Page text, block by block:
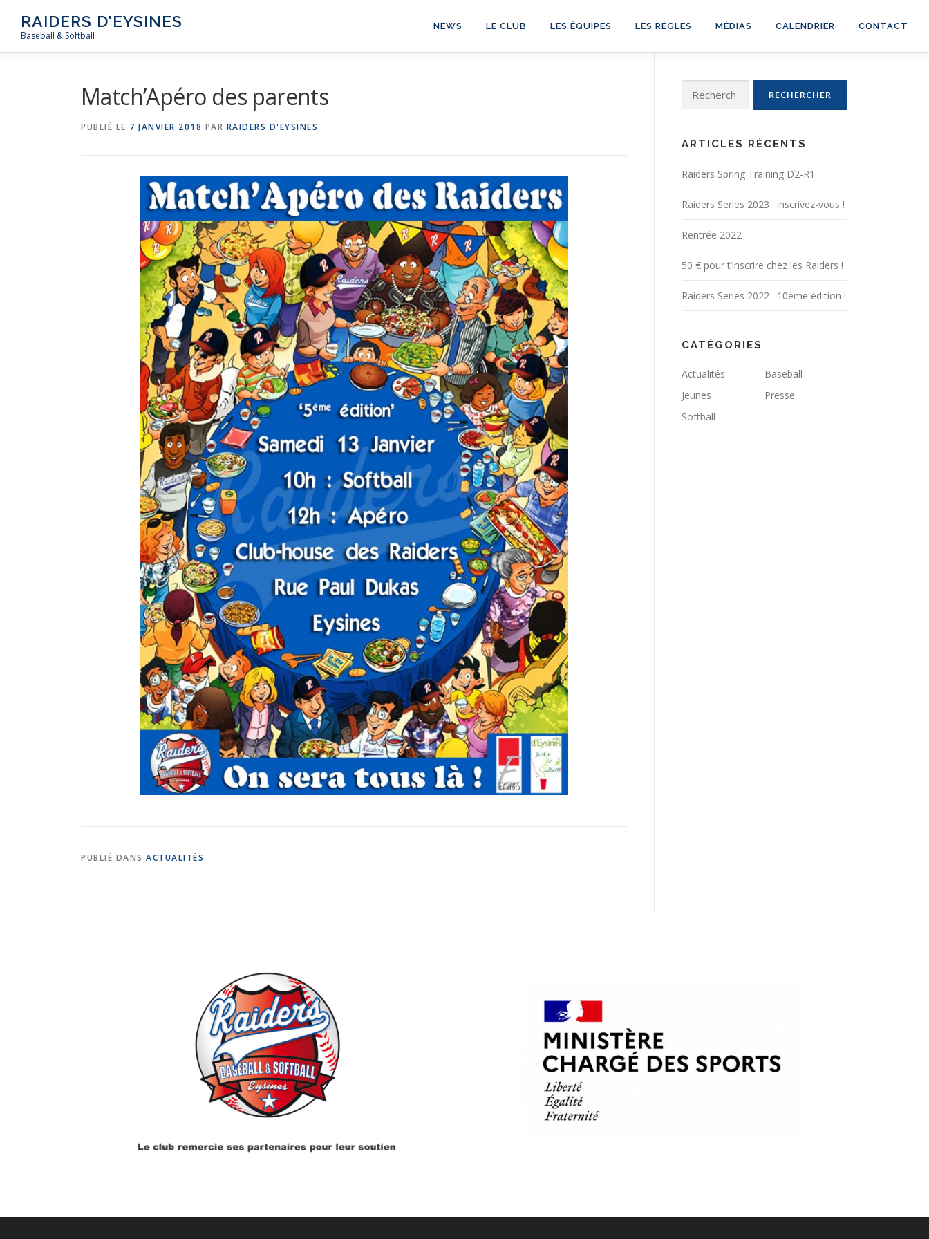
contenu
RAIDERS D'EYSINES
Baseball & Softball
NEWS LE CLUB LES ÉQUIPES LES RÈGLES MÉDIAS CALENDRIER CONTACT
Match’Apéro des parents
PUBLIÉ LE 7 JANVIER 2018 PAR RAIDERS D'EYSINES
PUBLIÉ DANS ACTUALITÉS
ARTICLES RÉCENTS
Raiders Spring Training D2-R1
Raiders Series 2023 : inscrivez-vous !
Rentrée 2022
50 € pour t’inscrire chez les Raiders !
Raiders Series 2022 : 10ème édition !
CATÉGORIES
Actualités
Baseball
Jeunes
Presse
Softball